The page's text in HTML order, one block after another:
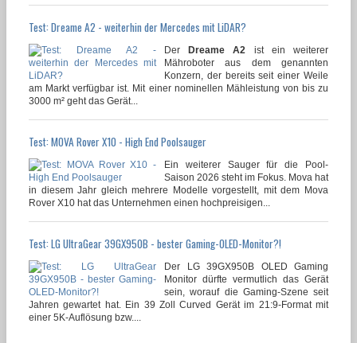
Test: Dreame A2 - weiterhin der Mercedes mit LiDAR?
DerDreame A2
ist ein weiterer
Mähroboter aus dem genannten
Konzern, der bereits seit einer Weile
am Markt verfügbar ist. Mit einer nominellen Mähleistung von bis zu
3000 m² geht das Gerät...
Test: MOVA Rover X10 - High End Poolsauger
Ein weiterer Sauger für die Pool-
Saison 2026 steht im Fokus. Mova hat
in diesem Jahr gleich mehrere Modelle vorgestellt, mit dem Mova
Rover X10 hat das Unternehmen einen hochpreisigen...
Test: LG UltraGear 39GX950B - bester Gaming-OLED-Monitor?!
Der LG 39GX950B OLED Gaming
Monitor dürfte vermutlich das Gerät
sein, worauf die Gaming-Szene seit
Jahren gewartet hat. Ein 39 Zoll Curved Gerät im 21:9-Format mit
einer 5K-Auflösung bzw....